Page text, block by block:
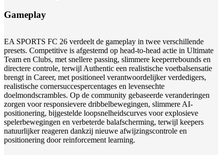
Gameplay
EA SPORTS FC 26 verdeelt de gameplay in twee verschillende
presets. Competitive is afgestemd op head-to-head actie in Ultimate
Team en Clubs, met snellere passing, slimmere keeperrebounds en
directere controle, terwijl Authentic een realistische voetbalsensatie
brengt in Career, met positioneel verantwoordelijker verdedigers,
realistische cornersuccespercentages en levensechte
doelmondscrambles. Op de community gebaseerde veranderingen
zorgen voor responsievere dribbelbewegingen, slimmere AI-
positionering, bijgestelde loopsnelheidscurves voor explosieve
spelerbewegingen en verbeterde balafscherming, terwijl keepers
natuurlijker reageren dankzij nieuwe afwijzingscontrole en
positionering door reinforcement learning.